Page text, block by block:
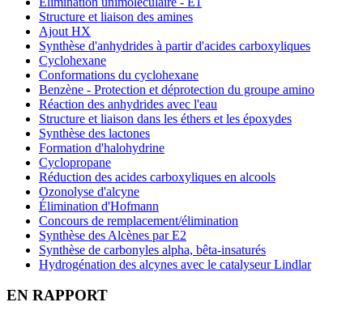
Structure et liaison des amines
Ajout HX
Synthèse d'anhydrides à partir d'acides carboxyliques
Cyclohexane
Conformations du cyclohexane
Benzène - Protection et déprotection du groupe amino
Réaction des anhydrides avec l'eau
Structure et liaison dans les éthers et les époxydes
Synthèse des lactones
Formation d'halohydrine
Cyclopropane
Réduction des acides carboxyliques en alcools
Ozonolyse d'alcyne
Élimination d'Hofmann
Concours de remplacement/élimination
Synthèse des Alcènes par E2
Synthèse de carbonyles alpha, bêta-insaturés
Hydrogénation des alcynes avec le catalyseur Lindlar
EN RAPPORT